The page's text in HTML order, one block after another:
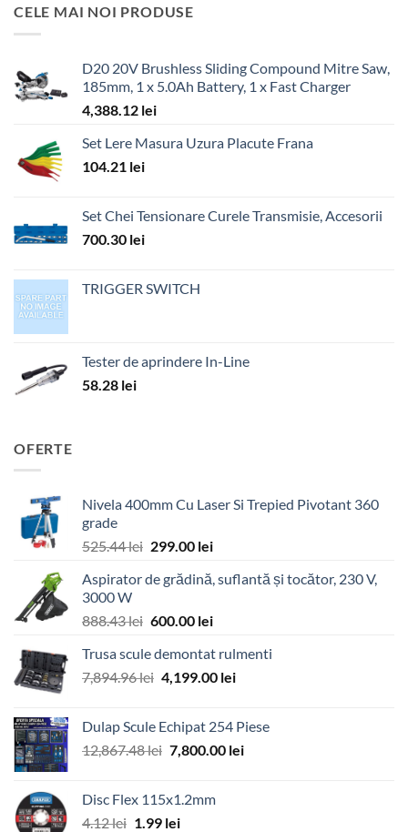
CELE MAI NOI PRODUSE
D20 20V Brushless Sliding Compound Mitre Saw,
185mm, 1 x 5.0Ah Battery, 1 x Fast Charger
4,388.12 lei
Set Lere Masura Uzura Placute Frana
104.21 lei
Set Chei Tensionare Curele Transmisie, Accesorii
700.30 lei
TRIGGER SWITCH
Tester de aprindere In-Line
58.28 lei
OFERTE
Nivela 400mm Cu Laser Si Trepied Pivotant 360
grade
525.44lei Prețul
a
525.44 lei.
299.00 leiPrețul
este:
Aspirator de grădină, suflantă și tocător, 230 V,
3000 W
888.43lei Prețul
a
fost:
600.00 leiPrețul
este:
600.00 lei.
Trusa scule demontat rulmenti
7,894.96lei Prețul
fost:
7,894.96 lei.
4,199.00 leiPrețul
4,199.00 lei.
Dulap Scule Echipat 254 Piese
12,867.48lei Prețul
fost:
12,867.48 lei.
7,800.00 leiPrețul
Disc Flex 115x1.2mm
4.12lei Prețul
1.99 leiPrețul